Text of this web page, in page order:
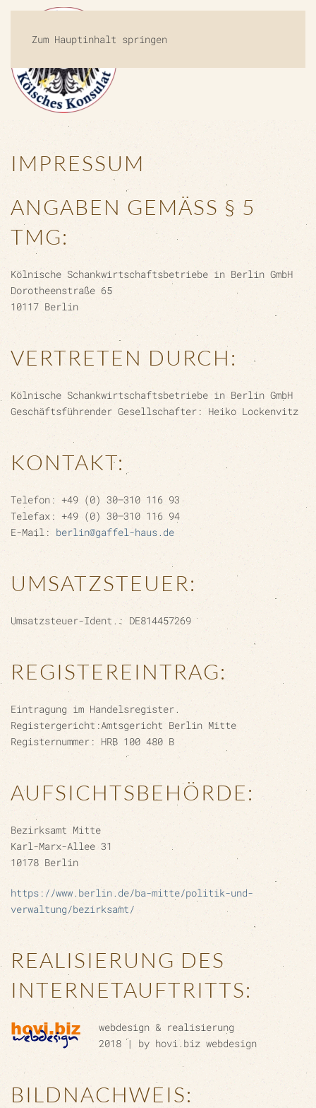
Zum Hauptinhalt springen
IMPRESSUM
ANGABEN GEMÄSS § 5 T
MG:
Kölnische Schankwirtschaftsbetriebe in Berlin GmbH
Dorotheenstraße 65
10117 Berlin
VERTRETEN DURCH:
Kölnische Schankwirtschaftsbetriebe in Berlin GmbH
Geschäftsführender Gesellschafter: Heiko Lockenvitz
KONTAKT:
Telefon: +49 (0) 30–310 116 93
Telefax: +49 (0) 30–310 116 94
E-Mail: berlin@gaffel-haus.de
UMSATZSTEUER:
Umsatzsteuer-Ident.: DE814457269
REGISTEREINTRAG:
Eintragung im Handelsregister.
Registergericht:Amtsgericht Berlin Mitte
Registernummer: HRB 100 480 B
AUFSICHTSBEHÖRDE:
Bezirksamt Mitte
Karl-Marx-Allee 31
10178 Berlin
https://www.berlin.de/ba-mitte/politik-und-
verwaltung/bezirksamt/
REALISIERUNG DES
INTERNETAUFTRITTS:
webdesign & realisierung
2018 | by hovi.biz webdesign
BILDNACHWEIS: